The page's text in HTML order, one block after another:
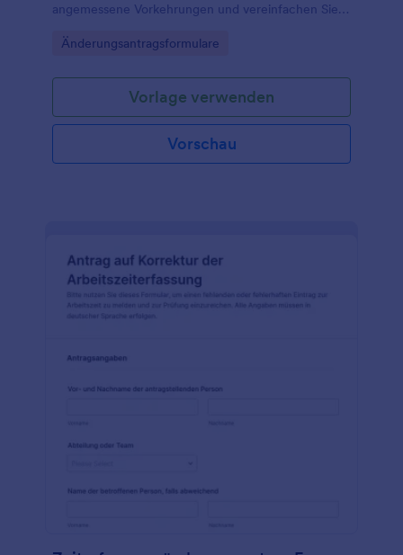
angemessene Vorkehrungen und vereinfachen Sie
Teams und Organisationen.
Go to Category:
Änderungsantragsformulare
Vorlage verwenden
Vorschau